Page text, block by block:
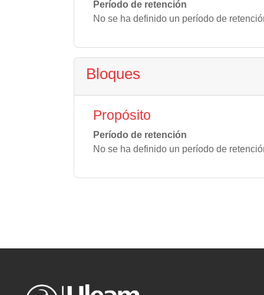
Período de retención
No se ha definido un período de
Bloques
Propósito
Período de retención
No se ha definido un período de